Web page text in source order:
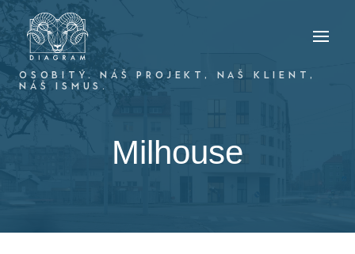
OSOBITÝ. NÁŠ PROJEKT, NAŠ KLIENT,
NÁŠ ISMUS.
Milhouse